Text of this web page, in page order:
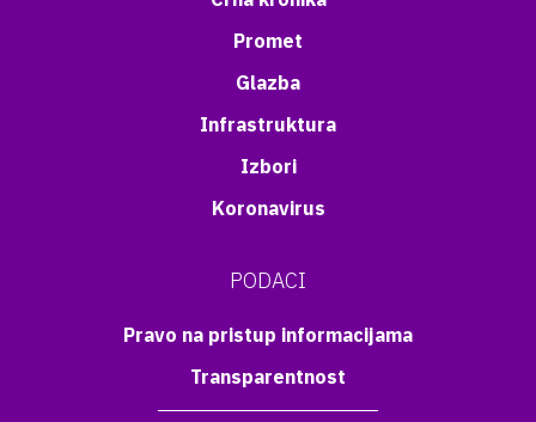
Promet
Glazba
Infrastruktura
Izbori
Koronavirus
PODACI
Pravo na pristup informacijama
Transparentnost